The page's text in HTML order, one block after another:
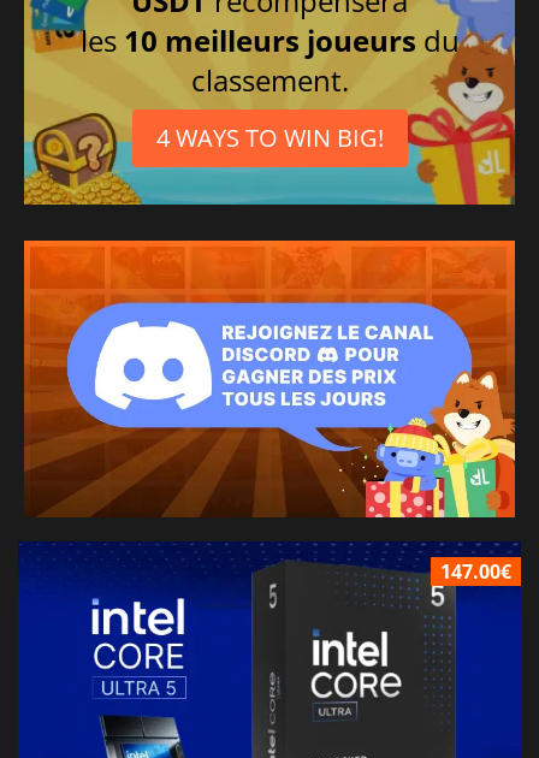
les 10 meilleurs joueurs du
classement.
4 WAYS TO WIN BIG!
147.00€